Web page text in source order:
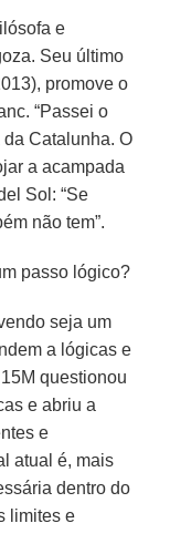
e
Seu último
promove o
“Passei o
Catalunha. O
a acampada
Sol: “Se
não tem”.
passo lógico?
seja um
a lógicas e
questionou
e abriu a
e
atual é, mais
dentro do
limites e